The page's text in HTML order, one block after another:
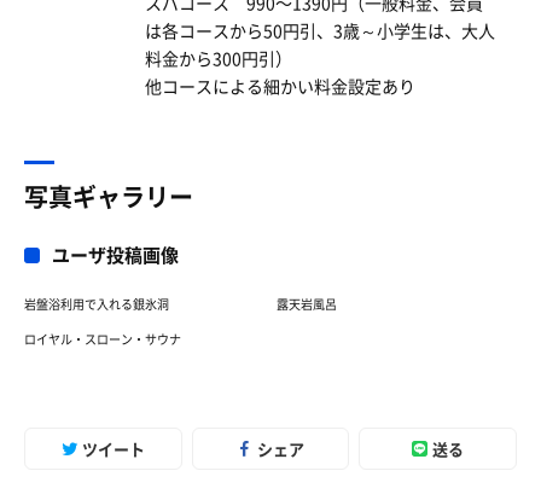
は各コースから50円引、3歳～小学生は、大人
料金から300円引）
他コースによる細かい料金設定あり
写真ギャラリー
ユーザ投稿画像
岩盤浴利用で入れる銀氷洞
露天岩風呂
ロイヤル・スローン・サウナ
ツイート シェア 送る